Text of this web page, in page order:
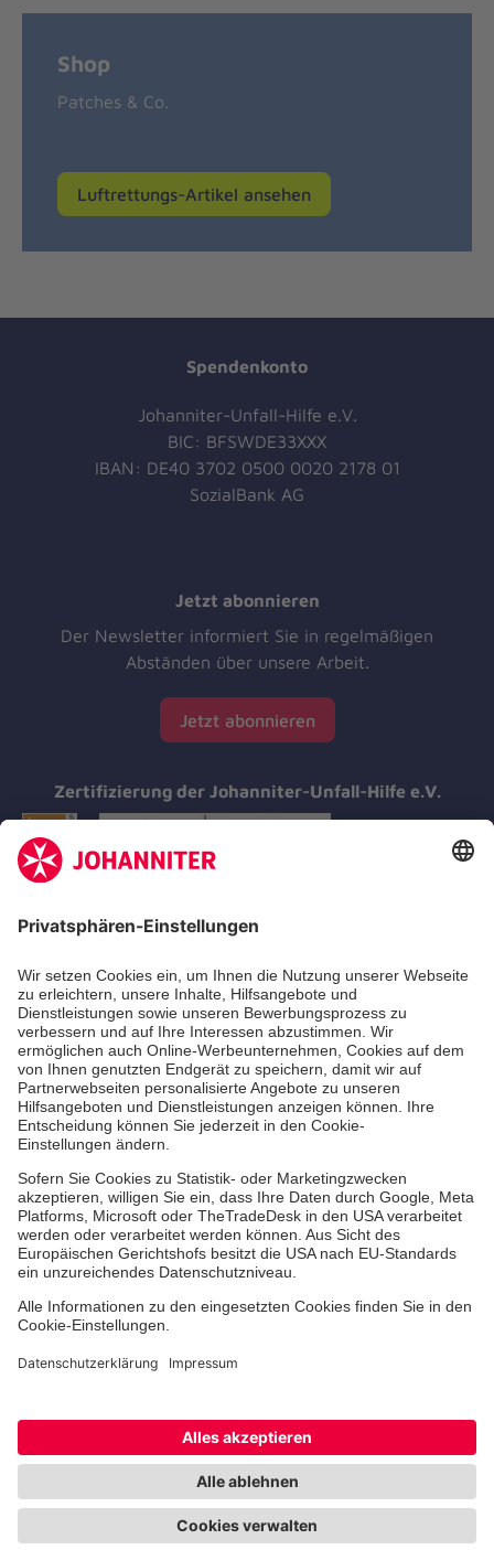
Shop
Patches & Co.
Luftrettungs-Artikel ansehen
Spendenkonto
Johanniter-Unfall-Hilfe e.V.
BIC: BFSWDE33XXX
IBAN: DE40 3702 0500 0020 2178 01
SozialBank AG
Jetzt abonnieren
Der Newsletter informiert Sie in regelmäßigen
Abständen über unsere Arbeit.
Jetzt abonnieren
Zertifizierung der Johanniter-Unfall-Hilfe e.V.
Aus- & Fortbildungen
Erste-Hilfe-Kurse
Jobs & Ehrenamt
Freiwilligendienst
Spendenprojekte
Johanniter-Jugend
Einrichtungen
Cookie-Einstellungen Datenschutz Barrierefreiheit
Impressum Kontakt Widerruf